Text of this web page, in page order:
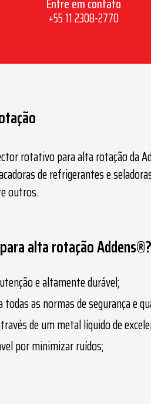
Entre em contato
+55 11 2308-2770
rotativo para alta rotaçãoda
de refrigerantes e
outros.
alta rotação Addens®?
e altamente durável;
as normas de segurança e
de um metal líquido de
por minimizar ruídos;